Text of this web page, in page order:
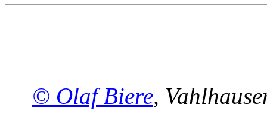
© Olaf Biere,